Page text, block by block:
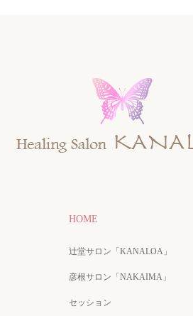
HOME
辻堂サロン「KANALOA」
彦根サロン「NAKAIMA」
セッション